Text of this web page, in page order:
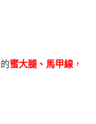
蜜大腿、馬甲線 ，